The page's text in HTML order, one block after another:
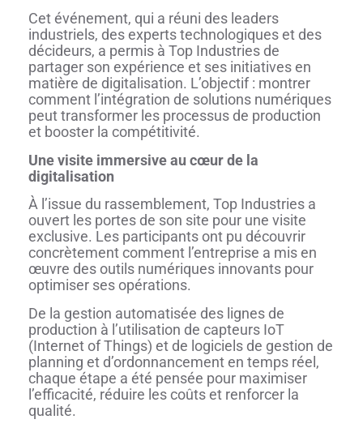
Cet événement, qui a réuni des leaders
industriels, des experts technologiques et des
décideurs, a permis à Top Industries de
partager son expérience et ses initiatives en
matière de digitalisation. L’objectif : montrer
comment l’intégration de solutions numériques
peut transformer les processus de production
et booster la compétitivité.
Une visite immersive au cœur de la
digitalisation
À l’issue du rassemblement, Top Industries a
ouvert les portes de son site pour une visite
exclusive. Les participants ont pu découvrir
concrètement comment l’entreprise a mis en
œuvre des outils numériques innovants pour
optimiser ses opérations.
De la gestion automatisée des lignes de
production à l’utilisation de capteurs IoT
(Internet of Things) et de logiciels de gestion de
planning et d’ordonnancement en temps réel,
chaque étape a été pensée pour maximiser
l’efficacité, réduire les coûts et renforcer la
qualité.